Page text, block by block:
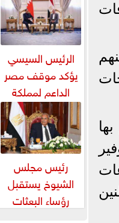
الرئيس السيسي
يؤكد موقف مصر
الداعم لمملكة
البحرين لحماية أمنها
واستقرارها
رئيس مجلس
الشيوخ يستقبل
رؤساء البعثات